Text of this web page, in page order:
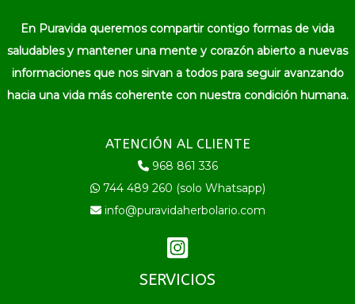
En Puravida queremos compartir contigo formas de vida
saludables y mantener una mente y corazón abierto a nuevas
informaciones que nos sirvan a todos para seguir avanzando
hacia una vida más coherente con nuestra condición humana.
ATENCIÓN AL CLIENTE
968 861 336
744 489 260 (solo Whatsapp)
info@puravidaherbolario.com
SERVICIOS